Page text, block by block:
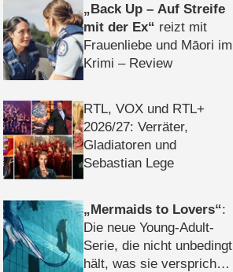
Back Up – Auf Streife
mit der Ex
reizt mit
Frauenliebe und Māori im
Krimi – Review
RTL, VOX und RTL+
2026/​27: Verräter,
Gladiatoren und
Sebastian Lege
Mermaids to Lovers :
Die neue Young-Adult-
Serie, die nicht unbedingt
hält, was sie verspricht –